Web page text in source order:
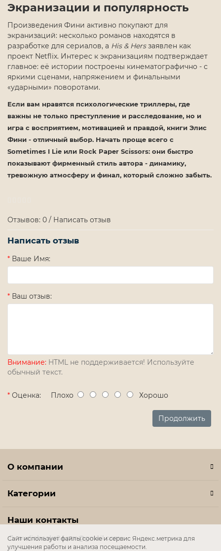
Экранизации и популярность
Произведения Фини активно покупают для
экранизаций: несколько романов находятся в
разработке для сериалов, а His & Hersзаявлен как
проект Netflix. Интерес к экранизациям подтверждает
главное: её истории построены кинематографично - с
яркими сценами, напряжением и финальными
«ударными» поворотами.
Если вам нравятся психологические триллеры, где
важны не только преступление и расследование, но и
игра с восприятием, мотивацией и правдой, книги Элис
Фини - отличный выбор. Начать проще всего с
Sometimes I Lie или Rock Paper Scissors: они быстро
показывают фирменный стиль автора - динамику,
тревожную атмосферу и финал, который сложно забыть.
Отзывов: 0 / Написать отзыв
Написать отзыв
Ваше Имя:
Ваш отзыв:
Внимание: HTML не поддерживается! Используйте
обычный текст.
Оценка: Плохо Хорошо
Продолжить
Cайт использует файлы cookie и сервис Яндекс.метрика для
улучшения работы и анализа посещаемости.
О компании
Категории
Наши контакты
audiobooks24.pm@gmail.com